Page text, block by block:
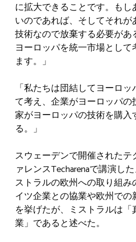
に拡大できることです。も
いのであれば、そしてそれ
技術なので放棄する必要があ
ヨーロッパを統一市場として
ます。」
「私たちは団結してヨーロ
て考え、企業がヨーロッパ
家がヨーロッパの技術を購入
る。」
スウェーデンで開催されたテ
ァレンスTecharenaで講演し
ストラルの欧州への取り組み
イツ企業との協業や欧州で
を挙げたが、ミストラルは
業」であると述べた。